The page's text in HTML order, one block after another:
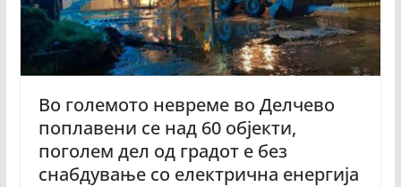
Во големото невреме во Делчево
поплавени се над 60 објекти,
поголем дел од градот е без
снабдување со електрична енергија